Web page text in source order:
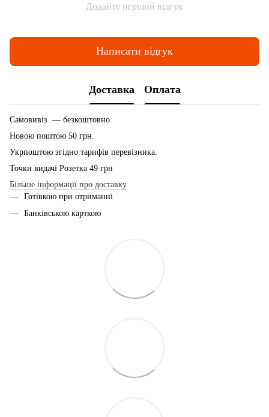
Додайте перший відгук
Написати відгук
Доставка Оплата
Самовивіз — безкоштовно.
Новою поштою 50 грн.
Укрпоштою згідно тарифів перевізника.
Точки видачі Розетка 49 грн
Більше інформації про доставку
Готівкою при отриманні
Банківською карткою